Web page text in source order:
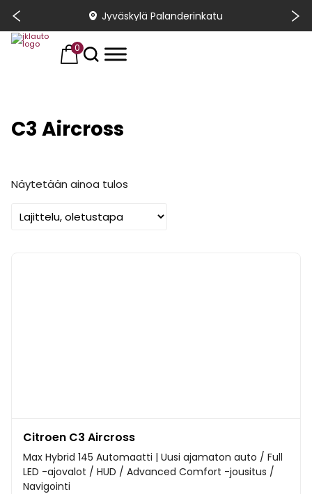
Jyväskylä Palanderinkatu
0
C3 Aircross
Näytetään ainoa tulos
Citroen C3 Aircross
Max Hybrid 145 Automaatti | Uusi ajamaton auto / Full
LED -ajovalot / HUD / Advanced Comfort -jousitus /
Navigointi